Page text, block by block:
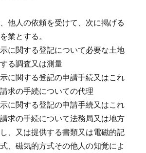
他人の依頼を受けて、次に掲げる
業とする。
に関する登記について必要な土地
る調査又は測量
に関する登記の申請手続又はこれ
求の手続についての代理
に関する登記の申請手続又はこれ
求の手続について法務局又は地方
、又は提供する書類又は電磁的記
、磁気的方式その他人の知覚によ